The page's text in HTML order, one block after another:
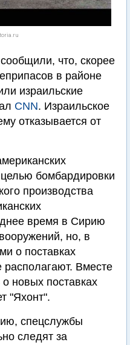
что, скорее
в районе
израильские
CNN. Израильское
отказывается от
бомбардировки
производства
время в Сирию
но, в
о поставках
Вместе
новых поставках
"Яхонт".
спецслужбы
следят за